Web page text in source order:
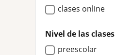
clases online
Nivel de las clases
preescolar